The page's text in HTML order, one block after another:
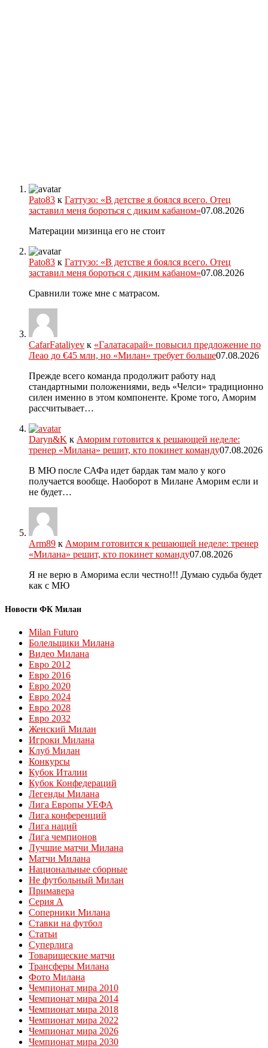
Pato83 к Гаттузо: «В детстве я боялся всего. Отец
заставил меня бороться с диким кабаном»07.08.2026
Матерации мизинца его не стоит
Pato83 к Гаттузо: «В детстве я боялся всего. Отец
заставил меня бороться с диким кабаном»07.08.2026
Сравнили тоже мне с матрасом.
CafarFataliyev к «Галатасарай» повысил предложение по
Леао до €45 млн, но «Милан» требует больше07.08.2026
Прежде всего команда продолжит работу над
стандартными положениями, ведь «Челси» традиционно
силен именно в этом компоненте. Кроме того, Аморим
рассчитывает…
Daryn&K к Аморим готовится к решающей неделе:
тренер «Милана» решит, кто покинет команду07.08.2026
В МЮ после САФа идет бардак там мало у кого
получается вообще. Наоборот в Милане Аморим если и
не будет…
Arm89 к Аморим готовится к решающей неделе: тренер
«Милана» решит, кто покинет команду07.08.2026
Я не верю в Аморима если честно!!! Думаю судьба будет
как с МЮ
Новости ФК Милан
Milan Futuro
Болельщики Милана
Видео Милана
Евро 2012
Евро 2016
Евро 2020
Евро 2024
Евро 2028
Евро 2032
Женский Милан
Игроки Милана
Клуб Милан
Конкурсы
Кубок Италии
Кубок Конфедераций
Легенды Милана
Лига Европы УЕФА
Лига конференций
Лига наций
Лига чемпионов
Лучшие матчи Милана
Матчи Милана
Национальные сборные
Не футбольный Милан
Примавера
Серия А
Соперники Милана
Ставки на футбол
Статьи
Суперлига
Товарищеские матчи
Трансферы Милана
Фото Милана
Чемпионат мира 2010
Чемпионат мира 2014
Чемпионат мира 2018
Чемпионат мира 2022
Чемпионат мира 2026
Чемпионат мира 2030